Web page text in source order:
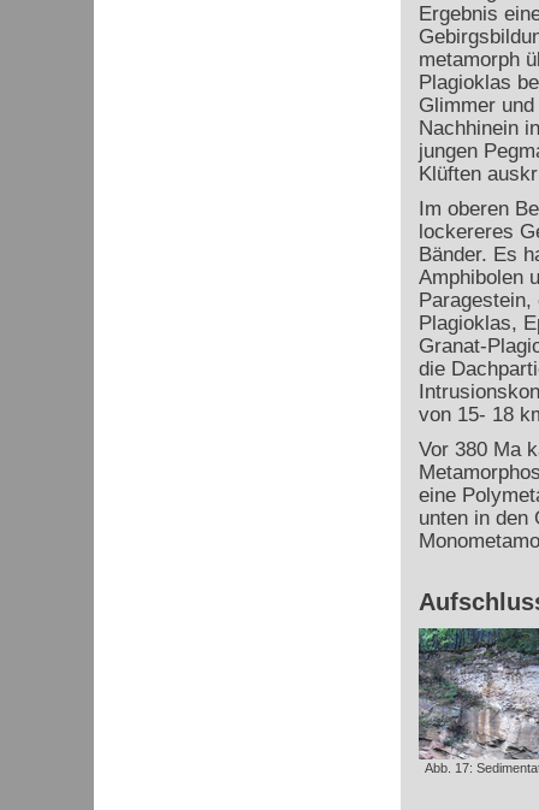
Ergebnis
metamorph
Plagioklas
Glimmer
Nachhinein
jungen
Klüften
Im oberen
lockereres
Bänder. Es
Amphibolen
Plagioklas,
Granat-
die
von 15- 18
Vor 380 Ma
eine
unten in den
Abb. 17: